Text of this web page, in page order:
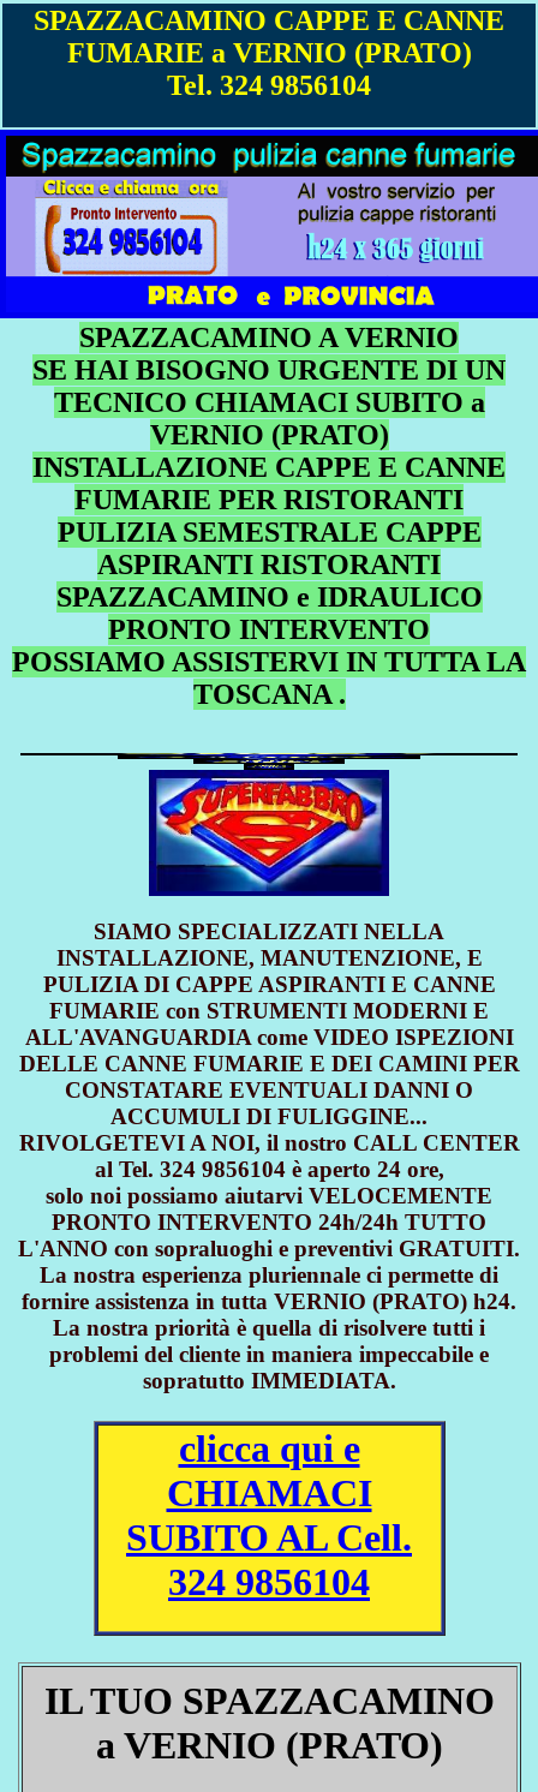
SPAZZACAMINO CAPPE E CANNE
FUMARIE a VERNIO (PRATO)
Tel. 324 9856104
SPAZZACAMINO A VERNIO
SE HAI BISOGNO URGENTE DI UN
TECNICO CHIAMACI SUBITO a
VERNIO (PRATO)
INSTALLAZIONE CAPPE E CANNE
FUMARIE PER RISTORANTI
PULIZIA SEMESTRALE CAPPE
ASPIRANTI RISTORANTI
SPAZZACAMINO e IDRAULICO
PRONTO INTERVENTO
POSSIAMO ASSISTERVI IN TUTTA LA
TOSCANA .
SIAMO SPECIALIZZATI NELLA
INSTALLAZIONE, MANUTENZIONE, E
PULIZIA DI CAPPE ASPIRANTI E CANNE
FUMARIE con STRUMENTI MODERNI E
ALL'AVANGUARDIA come VIDEO ISPEZIONI
DELLE CANNE FUMARIE E DEI CAMINI PER
CONSTATARE EVENTUALI DANNI O
ACCUMULI DI FULIGGINE...
RIVOLGETEVI A NOI, il nostro CALL CENTER
al Tel. 324 9856104 è aperto 24 ore,
solo noi possiamo aiutarvi VELOCEMENTE
PRONTO INTERVENTO 24h/24h TUTTO
L'ANNO con sopraluoghi e preventivi GRATUITI.
La nostra esperienza pluriennale ci permette di
fornire assistenza in tutta VERNIO (PRATO) h24.
La nostra priorità è quella di risolvere tutti i
problemi del cliente in maniera impeccabile e
sopratutto IMMEDIATA.
clicca qui e
CHIAMACI
SUBITO AL Cell.
324 9856104
IL TUO SPAZZACAMINO
a VERNIO (PRATO)